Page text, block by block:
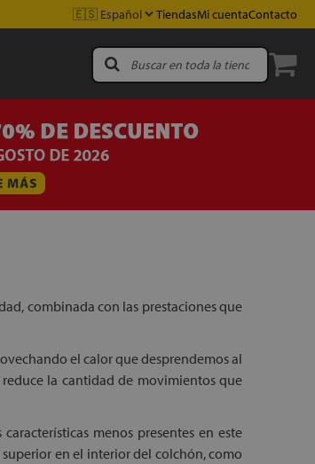
TiendasMi cuentaContacto
combinada con las prestaciones que
el calor que desprendemos al
la cantidad de movimientos que
menos presentes en este
en el interior del colchón, como